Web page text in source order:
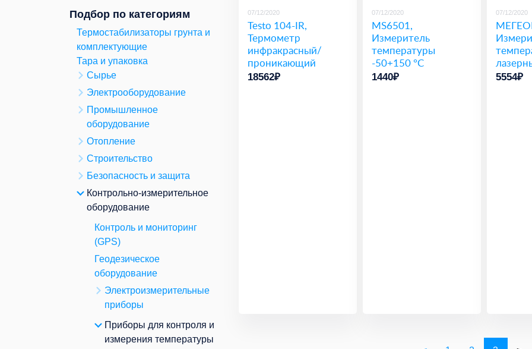
Подбор по категориям
Термостабилизаторы грунта и
комплектующие
Тара и упаковка
Сырье
Электрооборудование
Промышленное
оборудование
Отопление
Строительство
Безопасность и защита
Контрольно-измерительное
оборудование
Контроль и мониторинг
(GPS)
Геодезическое
оборудование
Электроизмерительные
приборы
Приборы для контроля и
измерения температуры
07/12/2020
Testo 104-IR,
Термометр
инфракрасный/
проникающий
водонепроницаемы
18562₽
07/12/2020
MS6501,
Измеритель
температуры
-50+150 °С
1440₽
07/12/2020
5554₽